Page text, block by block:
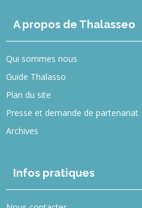
A propos de Thalasseo
Qui sommes nous
Guide Thalasso
Plan du site
Presse et demande de partenariat
Archives
Infos pratiques